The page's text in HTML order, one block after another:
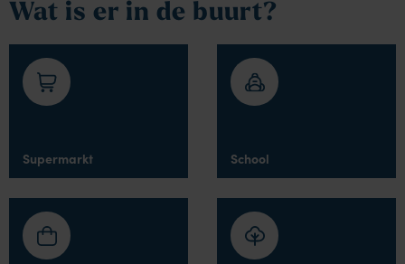
Wat is er in de buurt?
Supermarkt School